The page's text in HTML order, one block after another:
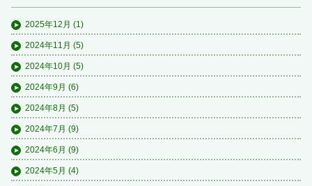
2025年12月 (1)
2024年11月 (5)
2024年10月 (5)
2024年9月 (6)
2024年8月 (5)
2024年7月 (9)
2024年6月 (9)
2024年5月 (4)